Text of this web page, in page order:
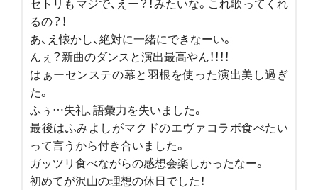
るの？！
あ、え懐かし、絶対に一緒にできなーい。
んぇ？新曲のダンスと演出最高やん！！！！
はぁーセンステの幕と羽根を使った演出美し過ぎ
た。
ふぅ…失礼、語彙力を失いました。
最後はふみよしがマクドのエヴァコラボ食べたい
って言うから付き合いました。
ガッツリ食べながらの感想会楽しかったなー。
初めてが沢山の理想の休日でした！